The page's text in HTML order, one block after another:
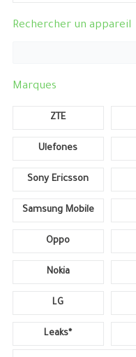
Rechercher un appareil
Marques
ZTE
Ulefones
Sony Ericsson
Samsung Mobile
Oppo
Nokia
LG
Leaks*